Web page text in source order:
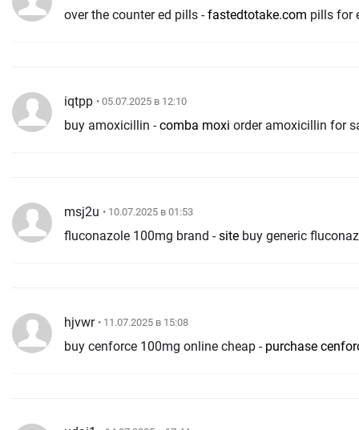
over the counter ed pills -fastedtotake.com pills for
iqtpp • 05.07.2025 в 12:10
buy amoxicillin -comba moxi order amoxicillin for
msj2u • 10.07.2025 в 01:53
fluconazole 100mg brand -site buy generic
hjvwr • 11.07.2025 в 15:08
buy cenforce 100mg online cheap - purchase